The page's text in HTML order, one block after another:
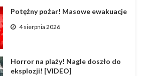
Potężny pożar! Masowe ewakuacje
4 sierpnia 2026
Horror na plaży! Nagle doszło do
eksplozji! [VIDEO]